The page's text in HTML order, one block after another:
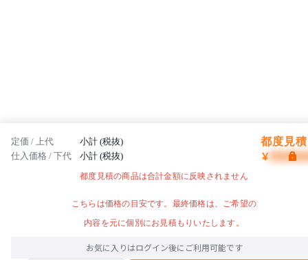
定価 / 上代 小計 (税抜) 都度見
仕入価格 / 下代 小計 (税抜) ¥
都度見積の商品は合計金額に反映されません
こちらは価格の目安です。最終価格は、ご希望の
内容を元に個別にお見積もりいたします。
お気に入りはログイン後にご利用可能です